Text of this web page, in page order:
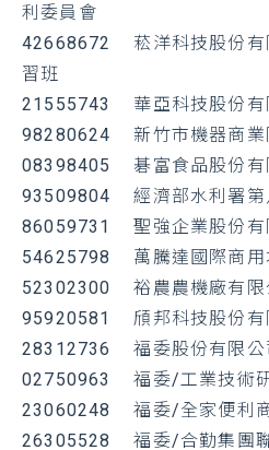
利委員會
42668672 菘洋科技股份有
習班
21555743 華亞科技股份有
98280624 新竹市機器商業
08398405 碁富食品股份有
93509804 經濟部水利署第
86059731 聖強企業股份有
54625798 萬騰達國際商用
52302300 裕農農機廠有限
95920581 頎邦科技股份有
28312736 福委股份有限公
02750963 福委/工業技術
23060248 福委/全家便利商
26305528 福委/合勤集團